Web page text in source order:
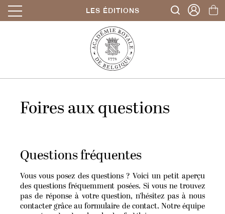
LES ÉDITIONS
Foires aux questions
Questions fréquentes
Vous vous posez des questions ? Voici un petit aperçu
des questions fréquemment posées. Si vous ne trouvez
pas de réponse à votre question, n’hésitez pas à nous
contacter grâce au formulaire de contact. Notre équipe